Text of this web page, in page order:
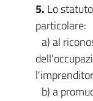
5. Lo
particolare:
a) al
b) a